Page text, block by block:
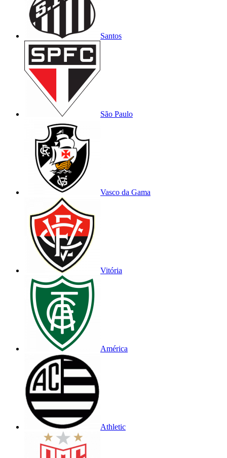
Santos
São Paulo
Vasco da Gama
Vitória
América
Athletic